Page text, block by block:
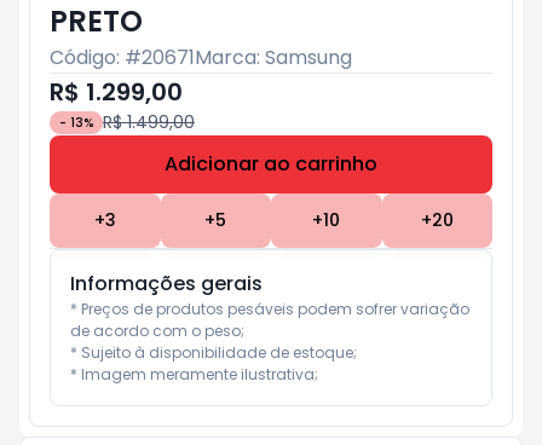
PRETO
Código: #20671Marca: Samsung
R$ 1.299,00
- 13% R$ 1.499,00
Adicionar ao carrinho
+3 +5 +10 +20
Informações gerais
* Preços de produtos pesáveis podem sofrer variação
de acordo com o peso;
* Sujeito à disponibilidade de estoque;
* Imagem meramente ilustrativa;